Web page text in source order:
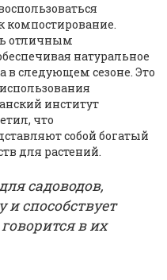
компостирование.
отличным
натуральное
в следующем сезоне. Это
институт
что
собой богатый
для растений.
садоводов,
способствует
в их